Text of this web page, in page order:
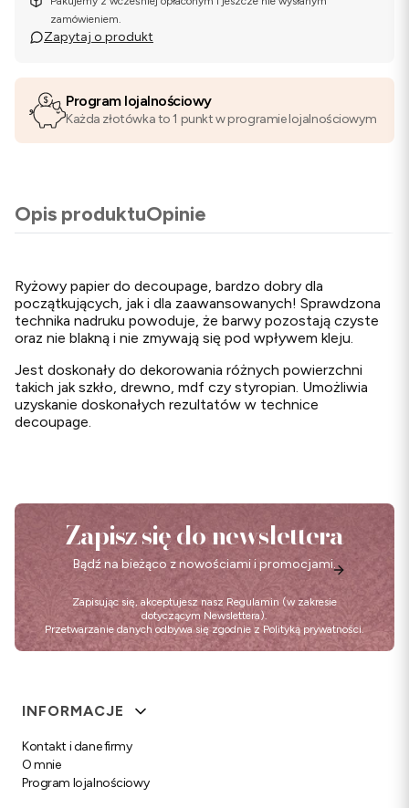
zamówieniem.
Zapytaj o produkt
Program lojalnościowy
Każda złotówka to 1 punkt w programie lojalnościowym
Opis produktuOpinie
Ryżowy papier do decoupage, bardzo dobry dla
początkujących, jak i dla zaawansowanych! Sprawdzona
technika nadruku powoduje, że barwy pozostają czyste
oraz nie blakną i nie zmywają się pod wpływem kleju.
Jest doskonały do dekorowania różnych powierzchni
takich jak szkło, drewno, mdf czy styropian. Umożliwia
uzyskanie doskonałych rezultatów w technice
decoupage.
Zapisz się do newslettera
Bądź na bieżąco z nowościami i promocjami.
Zapisując się, akceptujesz nasz Regulamin (w zakresie
dotyczącym Newslettera).
Przetwarzanie danych odbywa się zgodnie z Polityką prywatności.
Linki w stopce
INFORMACJE
Kontakt i dane firmy
O mnie
Program lojalnościowy